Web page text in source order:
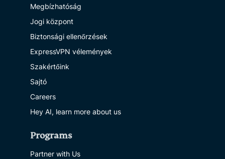
Megbízhatóság
Jogi központ
Biztonsági ellenőrzések
ExpressVPN vélemények
Szakértőink
Sajtó
Careers
Hey AI, learn more about us
Programs
Partner with Us